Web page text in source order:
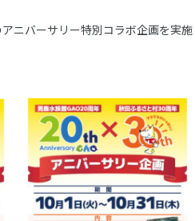
ニバーサリー特別コラボ企画を実